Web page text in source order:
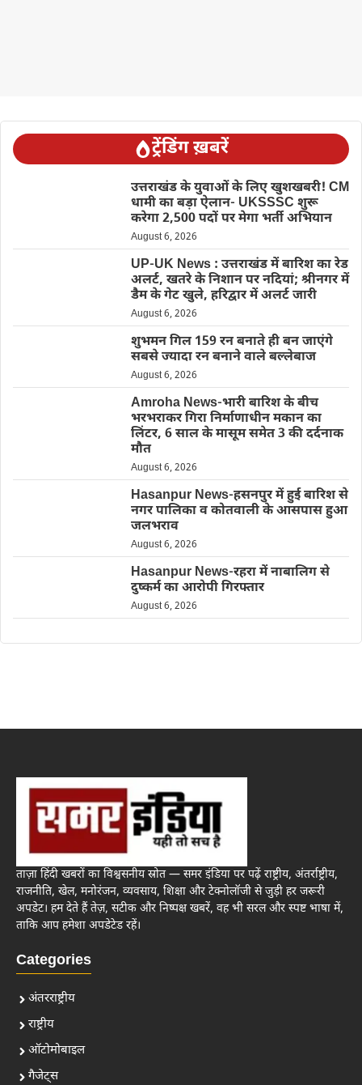
ट्रेंडिंग ख़बरें
उत्तराखंड के युवाओं के लिए खुशखबरी! CM
धामी का बड़ा ऐलान- UKSSSC शुरू
करेगा 2,500 पदों पर मेगा भर्ती अभियान
August 6, 2026
UP-UK News : उत्तराखंड में बारिश का रेड
अलर्ट, खतरे के निशान पर नदियां; श्रीनगर में
डैम के गेट खुले, हरिद्वार में अलर्ट जारी
August 6, 2026
शुभमन गिल 159 रन बनाते ही बन जाएंगे
सबसे ज्यादा रन बनाने वाले बल्लेबाज
August 6, 2026
Amroha News-भारी बारिश के बीच
भरभराकर गिरा निर्माणाधीन मकान का
लिंटर, 6 साल के मासूम समेत 3 की दर्दनाक
मौत
August 6, 2026
Hasanpur News-हसनपुर में हुई बारिश से
नगर पालिका व कोतवाली के आसपास हुआ
जलभराव
August 6, 2026
Hasanpur News-रहरा में नाबालिग से
दुष्कर्म का आरोपी गिरफ्तार
August 6, 2026
ताज़ा हिंदी खबरों का विश्वसनीय स्रोत — समर इंडिया पर पढ़ें राष्ट्रीय, अंतर्राष्ट्रीय,
राजनीति, खेल, मनोरंजन, व्यवसाय, शिक्षा और टेक्नोलॉजी से जुड़ी हर जरूरी
अपडेट। हम देते हैं तेज़, सटीक और निष्पक्ष खबरें, वह भी सरल और स्पष्ट भाषा में,
ताकि आप हमेशा अपडेटेड रहें।
Categories
अंतरराष्ट्रीय
राष्ट्रीय
ऑटोमोबाइल
गैजेट्स